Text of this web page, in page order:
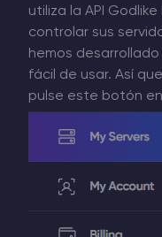
utiliza la API
controlar sus
hemos
fácil de usar. Así
pulse este botón